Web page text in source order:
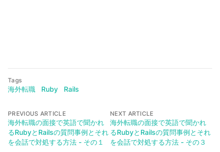
Tags
海外転職 Ruby Rails
PREVIOUS ARTICLE
海外転職の面接で英語で聞かれ
るRubyとRailsの質問事例とそれ
を会話で対処する方法 - その１
NEXT ARTICLE
海外転職の面接で英語で聞かれ
るRubyとRailsの質問事例とそれ
を会話で対処する方法 - その３